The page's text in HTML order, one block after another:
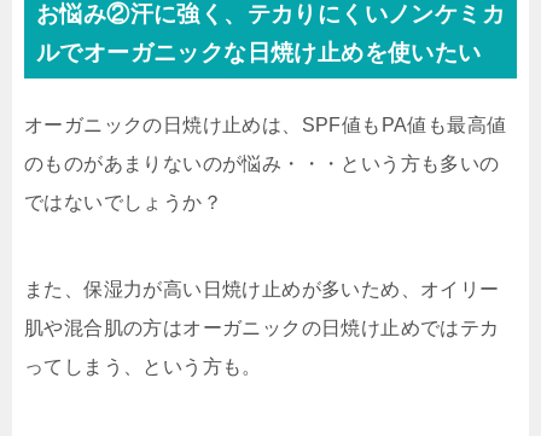
お悩み②汗に強く、テカりにくいノンケミカ
ルでオーガニックな日焼け止めを使いたい
オーガニックの日焼け止めは、SPF値もPA値も最高値
のものがあまりないのが悩み・・・という方も多いの
ではないでしょうか？
また、保湿力が高い日焼け止めが多いため、オイリー
肌や混合肌の方はオーガニックの日焼け止めではテカ
ってしまう
、という方も。